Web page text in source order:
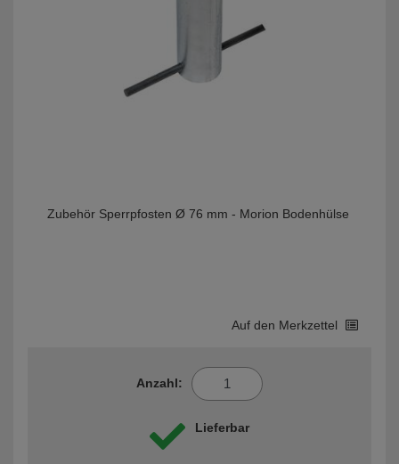
Zubehör Sperrpfosten Ø 76 mm - Morion Bodenhülse
Auf den Merkzettel
Anzahl:
Lieferbar